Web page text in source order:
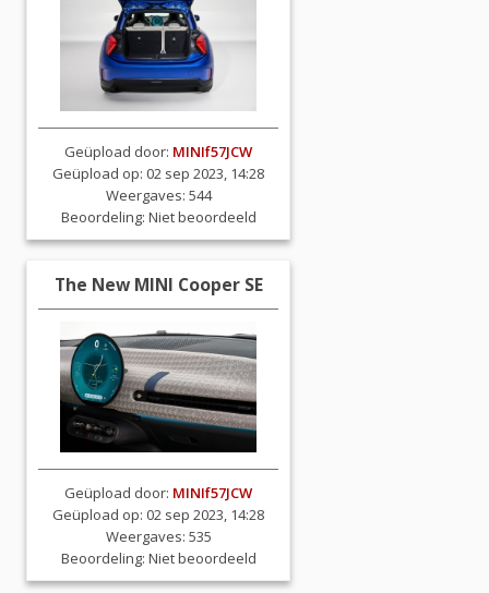
Geüpload door: MINIf57JCW
Geüpload op: 02 sep 2023, 14:28
Weergaves: 544
Beoordeling: Niet beoordeeld
The New MINI Cooper SE
Geüpload door: MINIf57JCW
Geüpload op: 02 sep 2023, 14:28
Weergaves: 535
Beoordeling: Niet beoordeeld